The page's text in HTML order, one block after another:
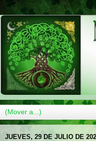
JUEVES, 29 DE JULIO DE